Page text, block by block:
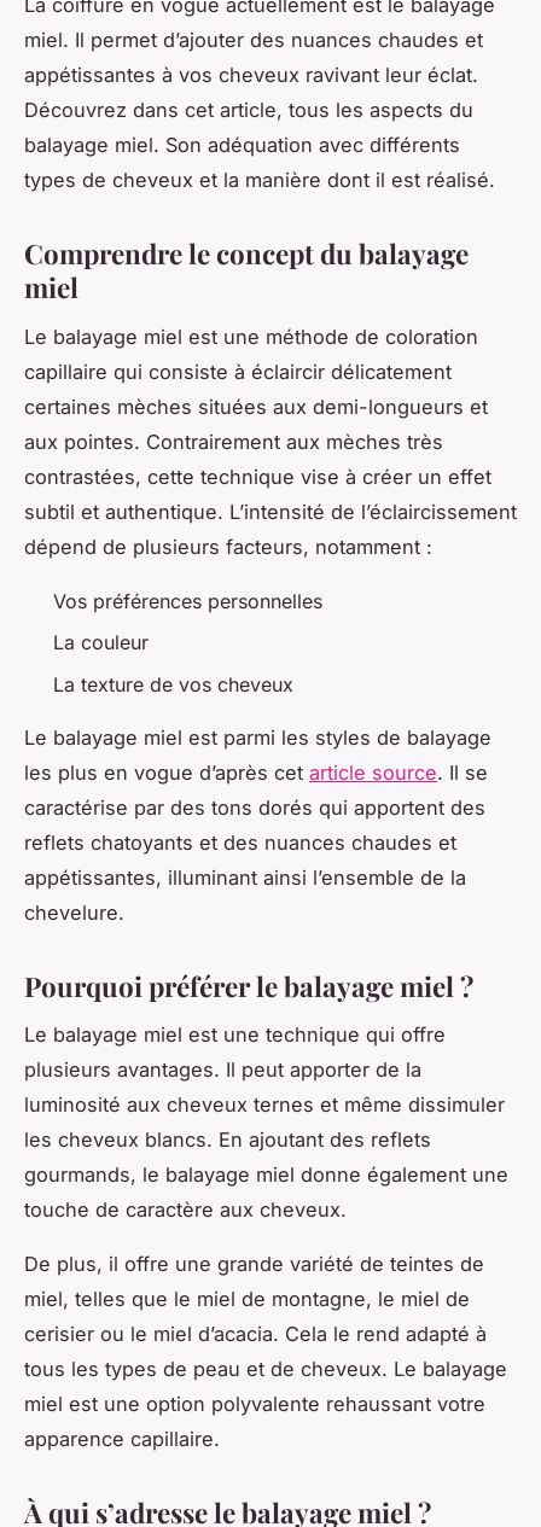
miel. Il permet d’ajouter des nuances chaudes et
appétissantes à vos cheveux ravivant leur éclat.
Découvrez dans cet article, tous les aspects du
balayage miel. Son adéquation avec différents
types de cheveux et la manière dont il est réalisé.
Comprendre le concept du balayage
miel
Le balayage miel est une méthode de coloration
capillaire qui consiste à éclaircir délicatement
certaines mèches situées aux demi-longueurs et
aux pointes. Contrairement aux mèches très
contrastées, cette technique vise à créer un effet
subtil et authentique. L’intensité de l’éclaircissement
dépend de plusieurs facteurs, notamment :
Vos préférences personnelles
La couleur
La texture de vos cheveux
Le balayage miel est parmi les styles de balayage
les plus en vogue d’après cet article source. Il se
caractérise par des tons dorés qui apportent des
reflets chatoyants et des nuances chaudes et
appétissantes, illuminant ainsi l’ensemble de la
chevelure.
Pourquoi préférer le balayage miel ?
Le balayage miel est une technique qui offre
plusieurs avantages. Il peut apporter de la
luminosité aux cheveux ternes et même dissimuler
les cheveux blancs. En ajoutant des reflets
gourmands, le balayage miel donne également une
touche de caractère aux cheveux.
De plus, il offre une grande variété de teintes de
miel, telles que le miel de montagne, le miel de
cerisier ou le miel d’acacia. Cela le rend adapté à
tous les types de peau et de cheveux. Le balayage
miel est une option polyvalente rehaussant votre
apparence capillaire.
À qui s’adresse le balayage miel ?